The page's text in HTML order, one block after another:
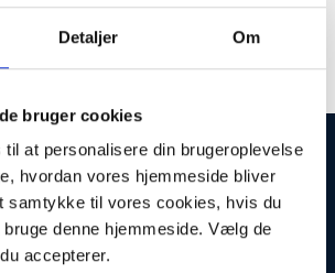
Detaljer Om
bruger cookies
at personalisere din brugeroplevelse
hvordan vores hjemmeside bliver
samtykke til vores cookies, hvis du
denne hjemmeside. Vælg de
accepterer.
til faste kunder